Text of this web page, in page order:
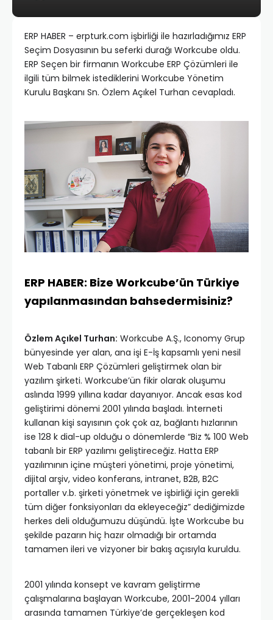
ERP HABER – erpturk.com işbirliği ile hazırladığımız ERP
Seçim Dosyasının bu seferki durağı Workcube oldu.
ERP Seçen bir firmanın Workcube ERP Çözümleri ile
ilgili tüm bilmek istediklerini Workcube Yönetim
Kurulu Başkanı Sn. Özlem Açıkel Turhan cevapladı.
ERP HABER: Bize Workcube’ün Türkiye
yapılanmasından bahsedermisiniz?
Özlem Açıkel Turhan: Workcube A.Ş., Iconomy Grup
bünyesinde yer alan, ana işi E-İş kapsamlı yeni nesil
Web Tabanlı ERP Çözümleri geliştirmek olan bir
yazılım şirketi. Workcube’ün fikir olarak oluşumu
aslında 1999 yıllına kadar dayanıyor. Ancak esas kod
geliştirimi dönemi 2001 yılında başladı. İnterneti
kullanan kişi sayısının çok çok az, bağlantı hızlarının
ise 128 k dial-up olduğu o dönemlerde “Biz % 100 Web
tabanlı bir ERP yazılımı geliştireceğiz. Hatta ERP
yazılımının içine müşteri yönetimi, proje yönetimi,
dijital arşiv, video konferans, intranet, B2B, B2C
portaller v.b. şirketi yönetmek ve işbirliği için gerekli
tüm diğer fonksiyonları da ekleyeceğiz” dediğimizde
herkes deli olduğumuzu düşündü. İşte Workcube bu
şekilde pazarın hiç hazır olmadığı bir ortamda
tamamen ileri ve vizyoner bir bakış açısıyla kuruldu.
2001 yılında konsept ve kavram geliştirme
çalışmalarına başlayan Workcube, 2001-2004 yılları
arasında tamamen Türkiye’de gerçekleşen kod